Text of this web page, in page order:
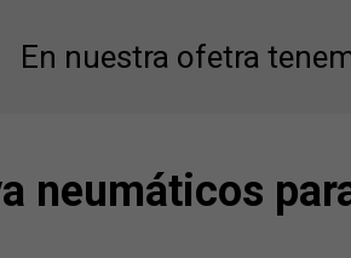
En nuestra ofetra
neumáticos